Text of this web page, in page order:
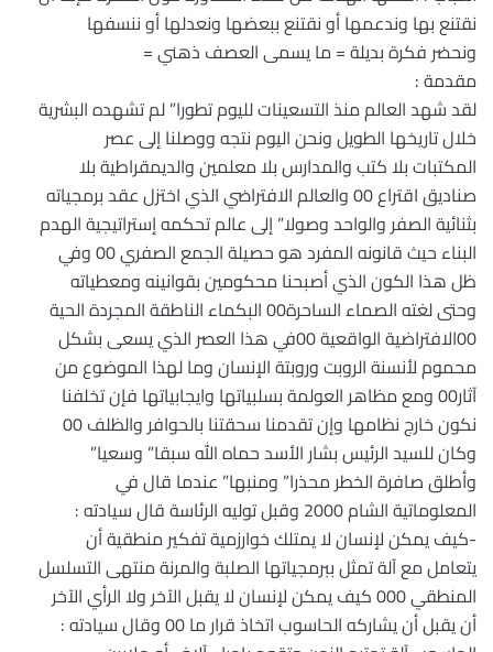
نقتنع بها وندعمها أو نقتنع ببعضها ونعدلها أو ننسفها
ونحضر فكرة بديلة = ما يسمى العصف ذهني =
مقدمة :
لقد شهد العالم منذ التسعينات لليوم تطورا” لم تشهده البشرية
خلال تاريخها الطويل ونحن اليوم نتجه ووصلنا إلى عصر
المكتبات بلا كتب والمدارس بلا معلمين والديمقراطية بلا
صناديق اقتراع 00 والعالم الافتراضي الذي اختزل عقد برمجياته
بثنائية الصفر والواحد وصولا” إلى عالم تحكمه إستراتيجية الهدم
البناء حيث قانونه المفرد هو حصيلة الجمع الصفري 00 وفي
ظل هذا الكون الذي أصبحنا محكومين بقوانينه ومعطياته
وحتى لغته الصماء الساحرة00 البكماء الناطقة المجردة الحية
00الافتراضية الواقعية 00في هذا العصر الذي يسعى بشكل
محموم لأنسنة الروبت وروبتة الإنسان وما لهذا الموضوع من
آثار00 ومع مظاهر العولمة بسلبياتها وايجابياتها فإن تخلفنا
نكون خارج نظامها وإن تقدمنا سحقتنا بالحوافر والظلف 00
وكان للسيد الرئيس بشار الأسد حماه الله سبقا” وسعيا”
وأطلق صافرة الخطر محذرا” ومنبها” عندما قال في
المعلوماتية الشام 2000 وقبل توليه الرئاسة قال سيادته :
-كيف يمكن لإنسان لا يمتلك خوارزمية تفكير منطقية أن
يتعامل مع آلة تمثل ببرمجياتها الصلبة والمرنة منتهى التسلسل
المنطقي 000 كيف يمكن لإنسان لا يقبل الآخر ولا الرأي الآخر
أن يقبل أن يشاركه الحاسوب اتخاذ قرار ما 00 وقال سيادته :